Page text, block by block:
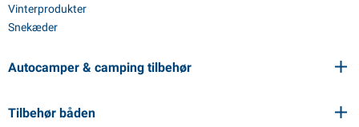
Vinterprodukter
Snekæder
Autocamper & camping tilbehør
Tilbehør båden